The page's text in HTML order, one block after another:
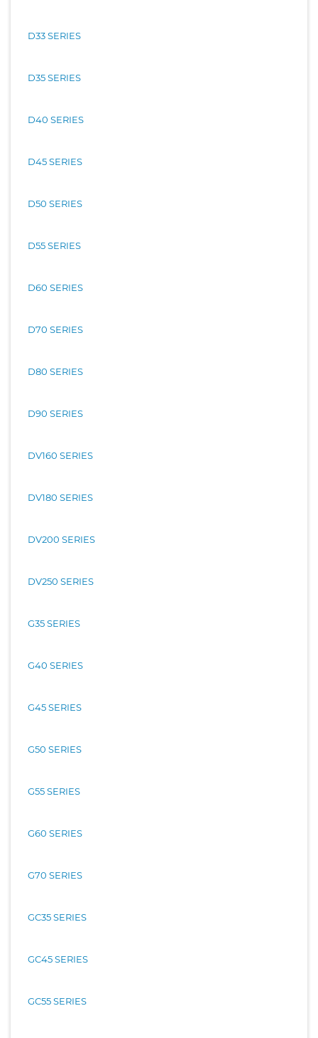
D33 SERIES
D35 SERIES
D40 SERIES
D45 SERIES
D50 SERIES
D55 SERIES
D60 SERIES
D70 SERIES
D80 SERIES
D90 SERIES
DV160 SERIES
DV180 SERIES
DV200 SERIES
DV250 SERIES
G35 SERIES
G40 SERIES
G45 SERIES
G50 SERIES
G55 SERIES
G60 SERIES
G70 SERIES
GC35 SERIES
GC45 SERIES
GC55 SERIES